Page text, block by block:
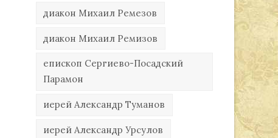
диакон Михаил Ремезов
диакон Михаил Ремизов
епископ Сергиево-Посадский
Парамон
иерей Александр Туманов
иерей Александр Урсулов